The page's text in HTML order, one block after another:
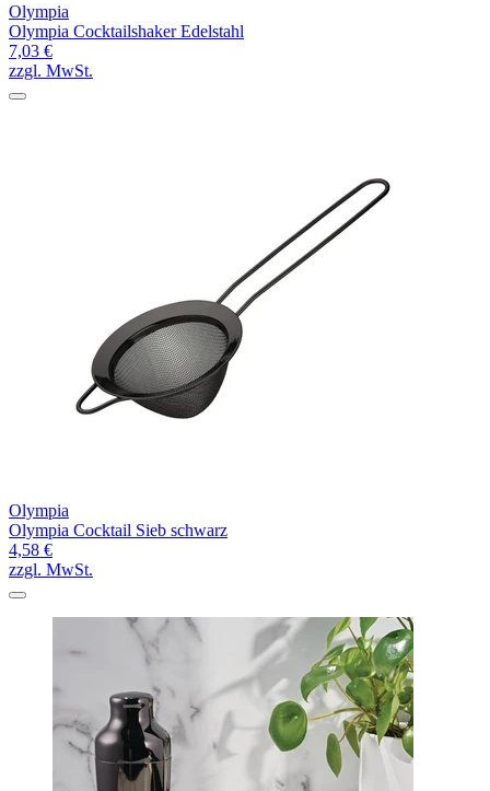
Olympia
Olympia Cocktailshaker Edelstahl
7,03 €
zzgl. MwSt.
Olympia
Olympia Cocktail Sieb schwarz
4,58 €
zzgl. MwSt.